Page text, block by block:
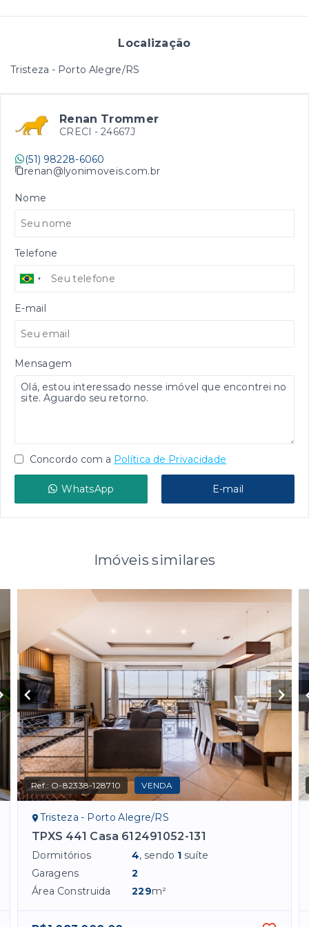
Localização
Tristeza - Porto Alegre/RS
Renan Trommer
CRECI - 24667J
(51) 98228-6060
renan@lyonimoveis.com.br
Nome
Telefone
E-mail
Mensagem
Concordo com a Política de Privacidade
WhatsApp E-mail
Imóveis similares
Ref.: O-82338-128710 VENDA
Tristeza - Porto Alegre/RS
TPXS 441 Casa 612491052-131
Dormitórios 4, sendo 1 suíte
Garagens
2
Área Construida
229m²